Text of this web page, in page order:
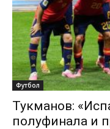
Футбол
Тукманов:
полуфинала и